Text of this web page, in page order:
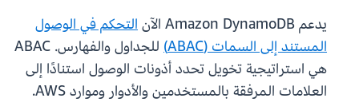
يدعم Amazon DynamoDB الآن
التحكم في الوصول
المستند إلى السمات (ABAC)
للجداول والفهارس. ABAC
هي استراتيجية تخويل تحدد أذونات الوصول استنادًا إلى
العلامات المرفقة بالمستخدمين والأدوار وموارد AWS.